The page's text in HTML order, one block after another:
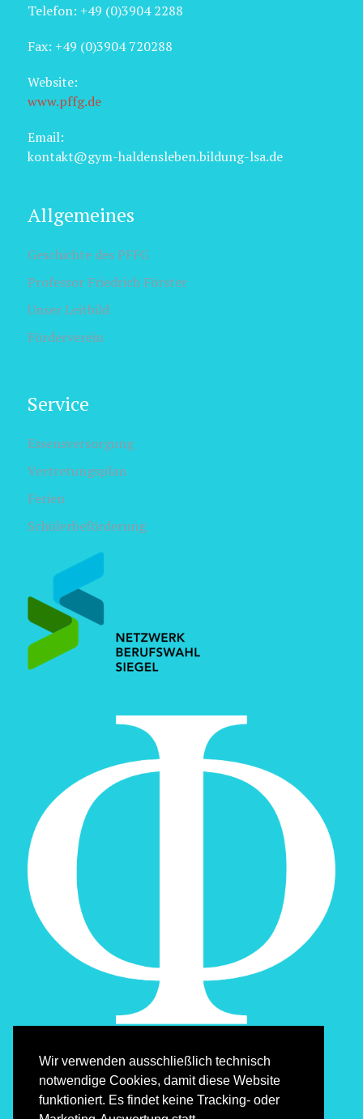
Wir verwenden ausschließlich technisch
notwendige Cookies, damit diese Website
funktioniert. Es findet keine Tracking- oder
Telefon: +49 (0)3904 2288
Fax: +49 (0)3904 720288
Website:
www.pffg.de
Email:
kontakt@gym-haldensleben.bildung-lsa.de
Allgemeines
Geschichte des PFFG
Professor Friedrich Förster
Unser Leitbild
Förderverein
Service
Essensversorgung
Vertretungsplan
Ferien
Schülerbeförderung